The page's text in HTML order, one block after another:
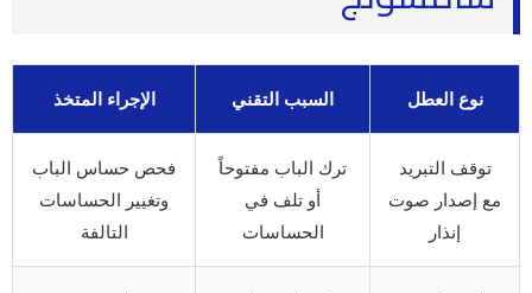
نوع العطل السبب التقني الإجراء المتخذ
توقف التبريد
مع إصدار صوت
إنذار
ترك الباب مفتوحاً
أو تلف في
الحساسات
فحص حساس الباب
وتغيير الحساسات
التالفة